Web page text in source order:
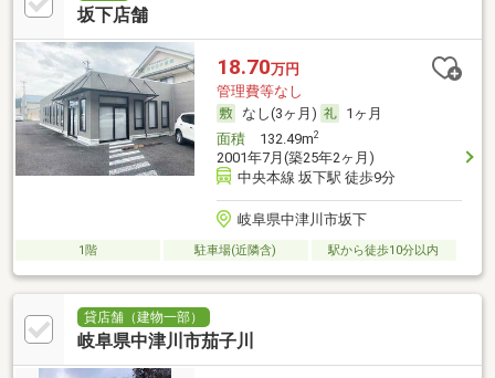
坂下店舗
18.70万円
管理費等なし
なし(3ヶ月)
1ヶ月
面積132.49m2
2001年7月(築25年2ヶ月)
中央本線 坂下駅 徒歩9分
岐阜県中津川市坂下
1階 駐車場(近隣含) 駅から徒歩10分以内
貸店舗（建物一部）
岐阜県中津川市茄子川